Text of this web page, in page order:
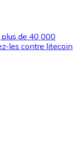
de 40 000
les contre litecoin